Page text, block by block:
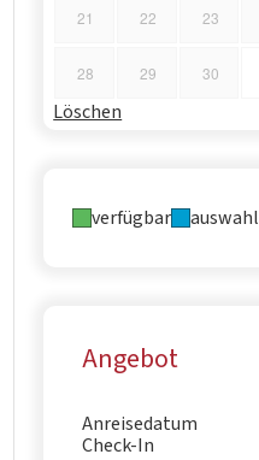
21 22 23
28 29 30
Löschen
verfügbar auswahl
Angebot
Anreisedatum
Check-In